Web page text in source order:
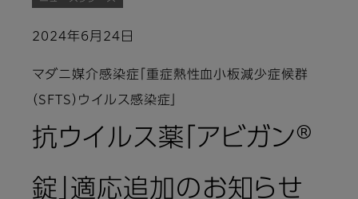
2024年6月24日
マダニ媒介感染症「重症熱性血小板減少症候群
（SFTS）ウイルス感染症」
抗ウイルス薬「アビガン®
錠」適応追加のお知らせ